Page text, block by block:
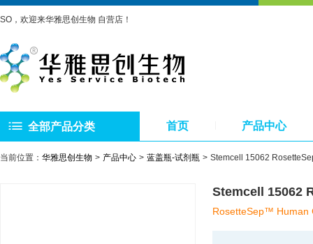
SO，欢迎来华雅思创生物 自营店！
全部产品分类 首页 产品中心
当前位置： 华雅思创生物 产品中心 蓝盖瓶-试剂瓶 Stemcell 15062
Stemcell 15062
RosetteSep™ Human